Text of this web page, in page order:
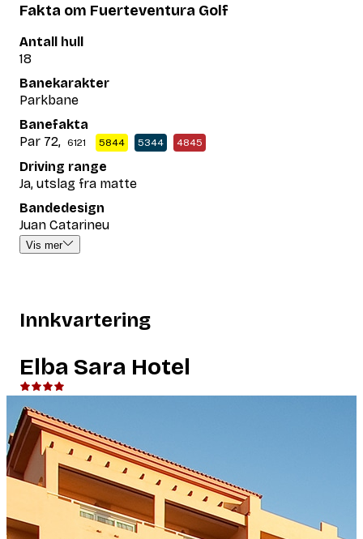
Fakta om Fuerteventura Golf
Antall hull
18
Banekarakter
Parkbane
Banefakta
Par 72, 6121 5844 5344 4845
Driving range
Ja, utslag fra matte
Bandedesign
Juan Catarineu
Vis mer
Innkvartering
Elba Sara Hotel